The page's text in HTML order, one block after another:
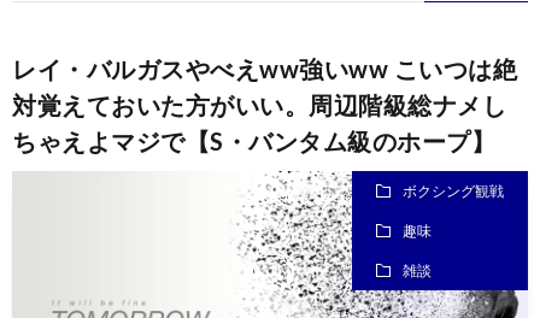
レイ・バルガスやべえww強いww こいつは絶
対覚えておいた方がいい。周辺階級総ナメし
ちゃえよマジで【S・バンタム級のホープ】
ボクシング観戦
趣味
雑談